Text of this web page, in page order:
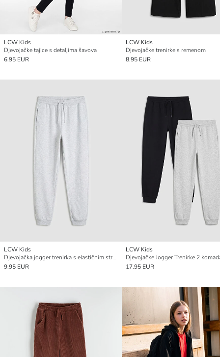
LCW Kids
Djevojačke tajice s detaljima šavova
6.95 EUR
LCW Kids
Djevojačke trenirke s remenom
8.95 EUR
LCW Kids
Djevojačka jogger trenirka s elastičnim strukom
9.95 EUR
LCW Kids
Djevojačke Jogger Trenirke 2
17.95 EUR